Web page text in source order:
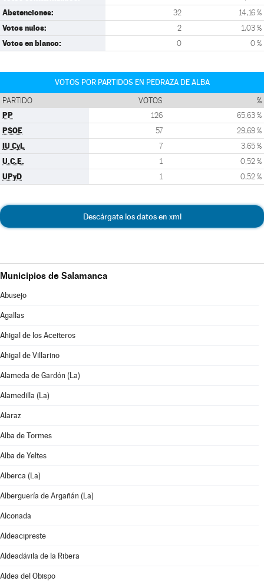
Abstenciones: 32 14,16 %
Votos nulos: 2 1,03 %
Votos en blanco: 0 0 %
VOTOS POR PARTIDOS EN PEDRAZA DE ALBA
PARTIDO VOTOS %
PP 126 65,63 %
PSOE 57 29,69 %
IU CyL 7 3,65 %
U.C.E. 1 0,52 %
UPyD 1 0,52 %
Descárgate los datos en xml
Municipios de Salamanca
Abusejo
Agallas
Ahigal de los Aceiteros
Ahigal de Villarino
Alameda de Gardón (La)
Alamedilla (La)
Alaraz
Alba de Tormes
Alba de Yeltes
Alberca (La)
Alberguería de Argañán (La)
Alconada
Aldeacipreste
Aldeadávila de la Ribera
Aldea del Obispo